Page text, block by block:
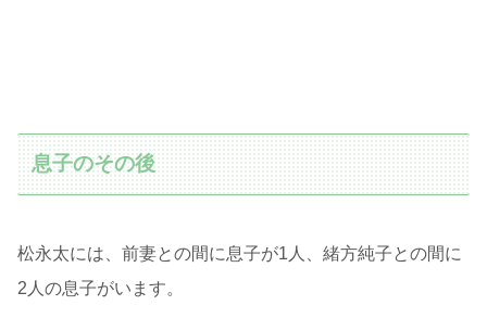
息子のその後
松永太には、前妻との間に息子が1人、緒方純子との間に
2人の息子がいます。